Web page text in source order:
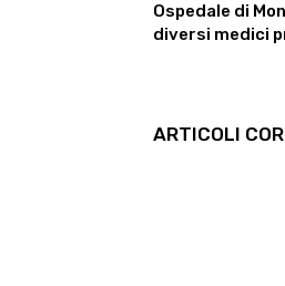
Ospedale di
diversi medici
ARTICOLI